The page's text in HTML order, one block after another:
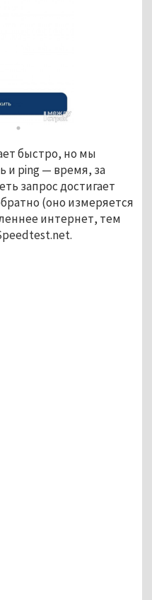
быстро, но мы
и ping — время, за
запрос достигает
(оно измеряется
интернет, тем